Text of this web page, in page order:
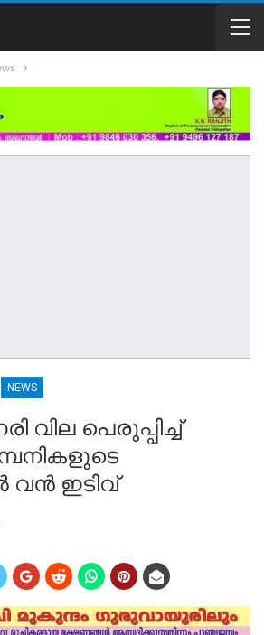
NEWS
വില പെരുപ്പിച്ച്
വന്‍ ഇടിവ്